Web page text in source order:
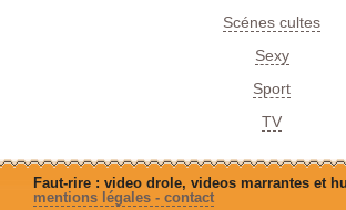
Scénes cultes
Sexy
Sport
TV
Faut-rire : video drole, videos marrantes et
mentions légales - contact